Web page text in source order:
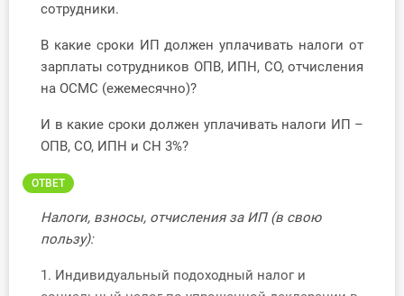
Участник ВЭД
Практика ИП
Юридический помощник
Интернет-магазин
сотрудники.
В какие сроки ИП должен уплачивать налоги от
зарплаты сотрудников ОПВ, ИПН, СО, отчисления
на ОСМС (ежемесячно)?
И в какие сроки должен уплачивать налоги ИП –
ОПВ, СО, ИПН и СН 3%?
ОТВЕТ
Налоги, взносы, отчисления за ИП (в свою
пользу):
1. Индивидуальный подоходный налог и